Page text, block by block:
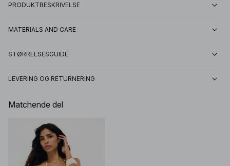
PRODUKTBESKRIVELSE
MATERIALS AND CARE
STØRRELSESGUIDE
LEVERING OG RETURNERING
Matchende del